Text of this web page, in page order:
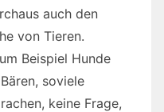
auch den
von Tieren.
Beispiel Hunde
soviele
keine Frage,